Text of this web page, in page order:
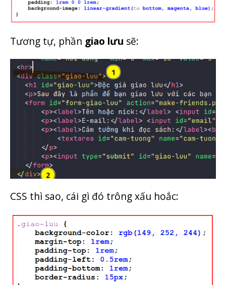
Tương tự, phần giao lưu sẽ:
CSS thì sao, cái gì đó trông xấu hoắc: